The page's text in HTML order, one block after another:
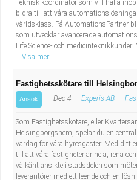
Teknisk koordinator som vill hålla
bidra till att våra
världsklass. På AutomationsPartner
som utvecklar avancerade
Life Science- och
Visa mer
Fastighetsskötare till
Ansök Dec 4 Experis AB
Som Fastighetsskötare, eller
Helsingborgshem, spelar du en
vardag för våra hyresgäster. Med ditt
till att våra fastigheter är hela, rena
välkänt ansikte i stadsdelen som
leverantörer med ett leende och en